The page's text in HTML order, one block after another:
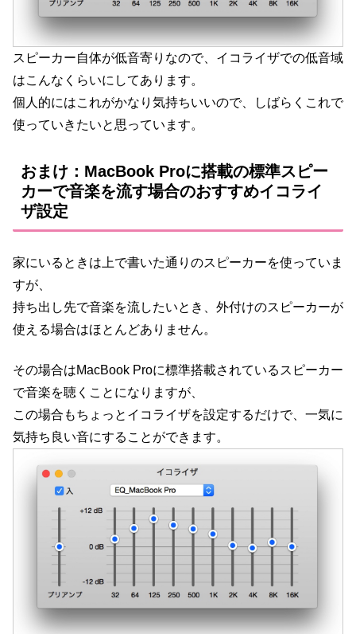
スピーカー自体が低音寄りなので、イコライザでの低音域
はこんなくらいにしてあります。
個人的にはこれがかなり気持ちいいので、しばらくこれで
使っていきたいと思っています。
おまけ：MacBook Proに搭載の標準スピー
カーで音楽を流す場合のおすすめイコライ
ザ設定
家にいるときは上で書いた通りのスピーカーを使っていま
すが、
持ち出し先で音楽を流したいとき、外付けのスピーカーが
使える場合はほとんどありません。
その場合はMacBook Proに標準搭載されているスピーカー
で音楽を聴くことになりますが、
この場合もちょっとイコライザを設定するだけで、一気に
気持ち良い音にすることができます。